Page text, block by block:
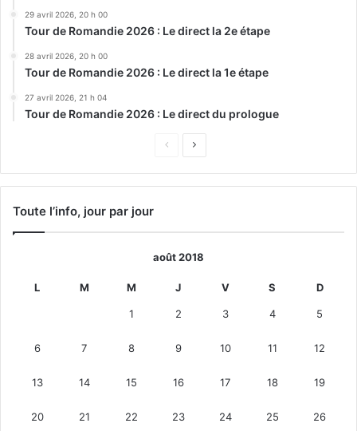
29 avril 2026, 20 h 00
Tour de Romandie 2026 : Le direct la 2e étape
28 avril 2026, 20 h 00
Tour de Romandie 2026 : Le direct la 1e étape
27 avril 2026, 21 h 04
Tour de Romandie 2026 : Le direct du prologue
Page
Page
Toute l’info, jour par jour
août 2018
L M M J V S D
1 2 3 4 5
6 7 8 9 10 11 12
13 14 15 16 17 18 19
20 21 22 23 24 25 26